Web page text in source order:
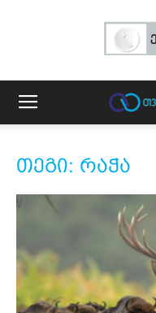
თეგი: რაჭა